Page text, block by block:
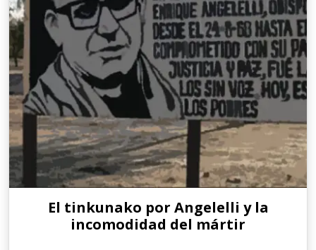
El tinkunako por Angelelli y la
incomodidad del mártir